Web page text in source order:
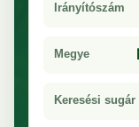
Irányítószám
Megye
Keresési sugár